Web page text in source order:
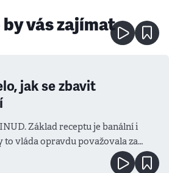
vás zajímat
jak se zbavit
Základ receptu je banální i
to vláda opravdu považovala za